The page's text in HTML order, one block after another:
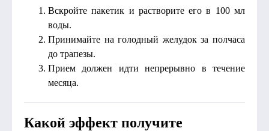
Вскройте пакетик и растворите его в 100 мл
воды.
Принимайте на голодный желудок за полчаса
до трапезы.
Прием должен идти непрерывно в течение
месяца.
Какой эффект получите